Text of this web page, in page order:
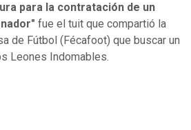
para la contratación de un
fue el tuit que compartió la
de Fútbol (Fécafoot) que buscar un
Leones Indomables.